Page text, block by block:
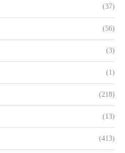
(37)
(56)
(3)
(1)
(218)
(13)
(413)